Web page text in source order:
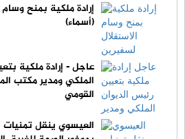
إرادة ملكية بمنح
(أسماء)
عاجل - إرادة ملكية
الملكي ومدير مكتب
القومي
العيسوي ينقل تمنيات